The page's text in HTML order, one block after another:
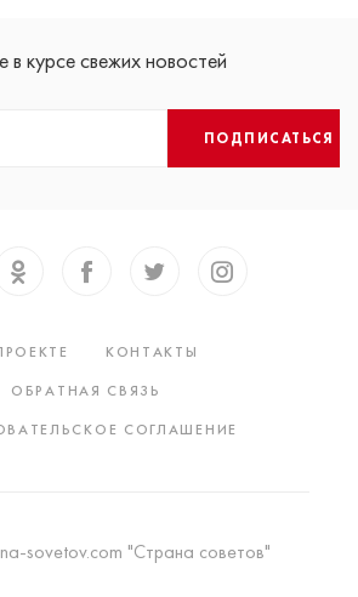
в курсе свежих новостей
ПОДПИСАТЬСЯ
КОНТАКТЫ
ОБРАТНАЯ СВЯЗЬ
СОГЛАШЕНИЕ
sovetov.com "Страна советов"